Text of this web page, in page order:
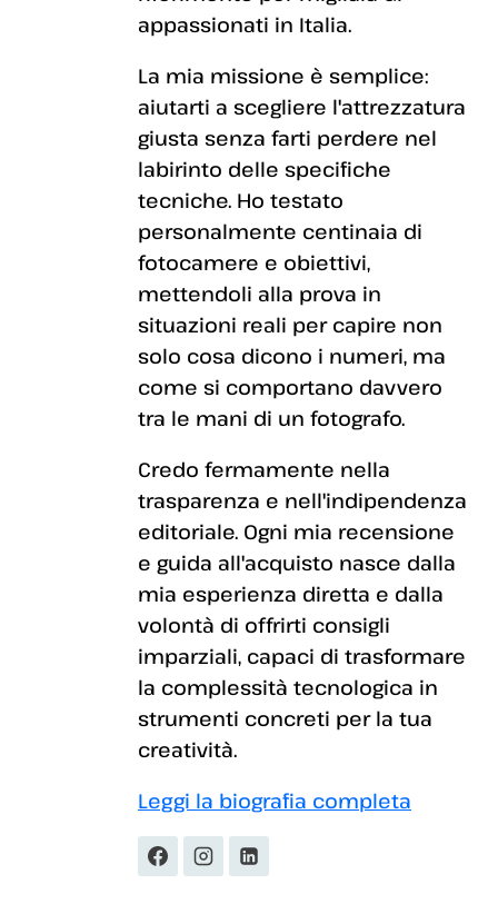
appassionati in Italia.
La mia missione è semplice:
aiutarti a scegliere l'attrezzatura
giusta senza farti perdere nel
labirinto delle specifiche
tecniche. Ho testato
personalmente centinaia di
fotocamere e obiettivi,
mettendoli alla prova in
situazioni reali per capire non
solo cosa dicono i numeri, ma
come si comportano davvero
tra le mani di un fotografo.
Credo fermamente nella
trasparenza e nell'indipendenza
editoriale. Ogni mia recensione
e guida all'acquisto nasce dalla
mia esperienza diretta e dalla
volontà di offrirti consigli
imparziali, capaci di trasformare
la complessità tecnologica in
strumenti concreti per la tua
creatività.
Leggi la biografia completa